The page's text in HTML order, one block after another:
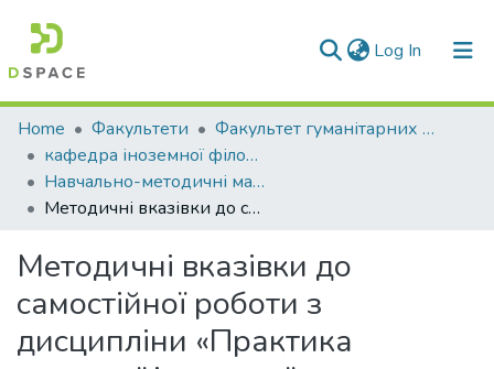
Log In (current)
Communities & Collections
All of DSpace
Statistics
Home Факультети
Факультет гуманітарних та соціальних наук
кафедра іноземної філології та перекладу
Навчально-методичні матеріали (кіфп)
Методичні вказівки до самостійної роботи з дисципліни «Практика основної іноземної мови (Вступ)» (для здобувачів вищої освіти спеціальності 035 «Філологія»)
Методичні вказівки до
самостійної роботи з
дисципліни «Практика